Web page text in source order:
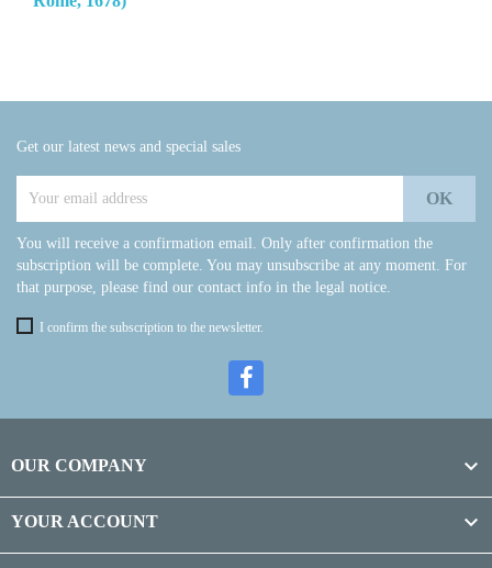
Get our latest news and special sales
You will receive a confirmation email. Only after confirmation the
subscription will be complete. You may unsubscribe at any moment. For
that purpose, please find our contact info in the legal notice.
I confirm the subscription to the newsletter.
OUR COMPANY 
YOUR ACCOUNT 